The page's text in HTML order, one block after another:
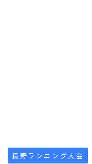
長野ランニング大会